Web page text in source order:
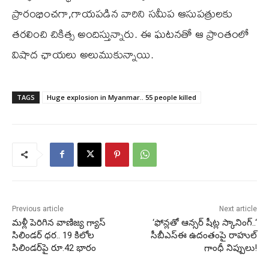
ప్రారంభించగా,గాయపడిన వారిని సమీప ఆసుపత్రులకు
తరలించి చికిత్స అందిస్తున్నారు. ఈ ఘటనతో ఆ ప్రాంతంలో
విషాద ఛాయలు అలుముకున్నాయి.
TAGS Huge explosion in Myanmar.. 55 people killed
Previous article
మళ్లీ పెరిగిన వాణిజ్య గ్యాస్
సిలిండర్ ధర.. 19 కిలోల
సిలిండర్‌పై రూ.42 భారం
Next article
‘ఫోన్లతో ఆన్సర్‌ షీట్ల స్కానింగ్‌..‘
సీబీఎస్ఈ ఉదంతంపై రాహుల్
గాంధీ నిప్పులు!